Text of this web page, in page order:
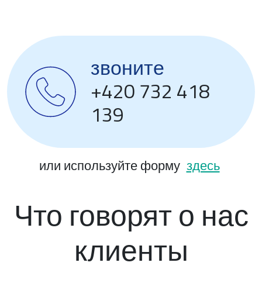
звоните
+420 732 418
139
или используйте форму здесь
Что говорят о нас
клиенты